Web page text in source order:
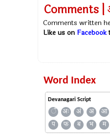
Comments |
Comments written
Like us on Facebook
Word Index
Devanagari Script
ँ अः अं अ आ
प
फ ब भ म